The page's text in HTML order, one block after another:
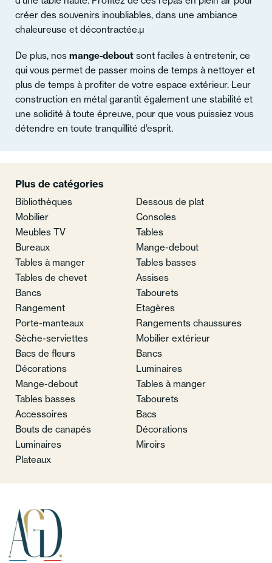
créer des souvenirs inoubliables, dans une ambiance
chaleureuse et décontractée.µ
De plus, nos mange-debout sont faciles à entretenir, ce
qui vous permet de passer moins de temps à nettoyer et
plus de temps à profiter de votre espace extérieur. Leur
construction en métal garantit également une stabilité et
une solidité à toute épreuve, pour que vous puissiez vous
détendre en toute tranquillité d’esprit.
Plus de catégories
Bibliothèques
Dessous de plat
Mobilier
Consoles
Meubles TV
Tables
Bureaux
Mange-debout
Tables à manger
Tables basses
Tables de chevet
Assises
Bancs
Tabourets
Rangement
Etagères
Porte-manteaux
Rangements chaussures
Sèche-serviettes
Mobilier extérieur
Bacs de fleurs
Bancs
Décorations
Luminaires
Mange-debout
Tables à manger
Tables basses
Tabourets
Accessoires
Bacs
Bouts de canapés
Décorations
Luminaires
Miroirs
Plateaux